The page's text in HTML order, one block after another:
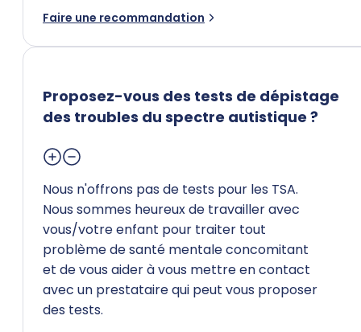
Faire une recommandation
Proposez-vous des tests de dépistage
des troubles du spectre autistique ?
Nous n'offrons pas de tests pour les TSA.
Nous sommes heureux de travailler avec
vous/votre enfant pour traiter tout
problème de santé mentale concomitant
et de vous aider à vous mettre en contact
avec un prestataire qui peut vous proposer
des tests.